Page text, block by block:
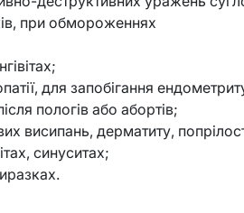
при обмороженнях
для запобігання
пологів або абортів;
висипань, дерматиту,
синуситах;